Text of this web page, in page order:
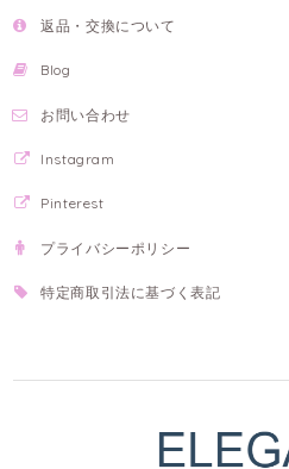
返品・交換について
Blog
お問い合わせ
Instagram
Pinterest
プライバシーポリシー
特定商取引法に基づく表記